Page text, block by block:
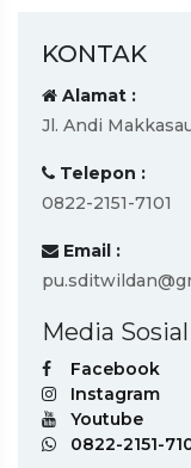
KONTAK
Alamat :
Jl. Andi
Telepon :
0822-2151-7101
Email :
Media Sosial
Facebook
Instagram
Youtube
0822-2151-